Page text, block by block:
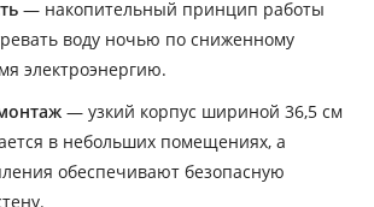
— накопительный принцип работы
воду ночью по сниженному
электроэнергию.
— узкий корпус шириной 36,5 см
в небольших помещениях, а
обеспечивают безопасную